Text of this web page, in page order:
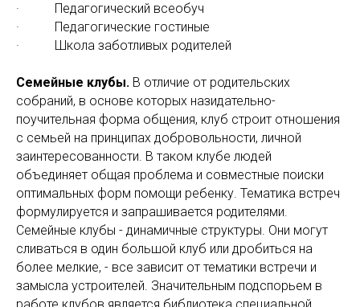
· Педагогический всеобуч
· Педагогические гостиные
· Школа заботливых родителей
Семейные клубы. В отличие от родительских
собраний, в основе которых назидательно-
поучительная форма общения, клуб строит отношения
с семьей на принципах добровольности, личной
заинтересованности. В таком клубе людей
объединяет общая проблема и совместные поиски
оптимальных форм помощи ребенку. Тематика встреч
формулируется и запрашивается родителями.
Семейные клубы - динамичные структуры. Они могут
сливаться в один большой клуб или дробиться на
более мелкие, - все зависит от тематики встречи и
замысла устроителей. Значительным подспорьем в